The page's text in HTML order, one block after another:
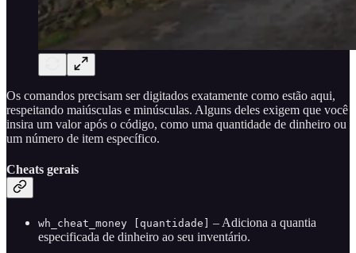
Os comandos precisam ser digitados exatamente como estão aqui,
respeitando maiúsculas e minúsculas. Alguns deles exigem que você
insira um valor após o código, como uma quantidade de dinheiro ou
um número de item específico.
Cheats gerais
wh_cheat_money [quantidade]
– Adiciona a quantia
especificada de dinheiro ao seu inventário.